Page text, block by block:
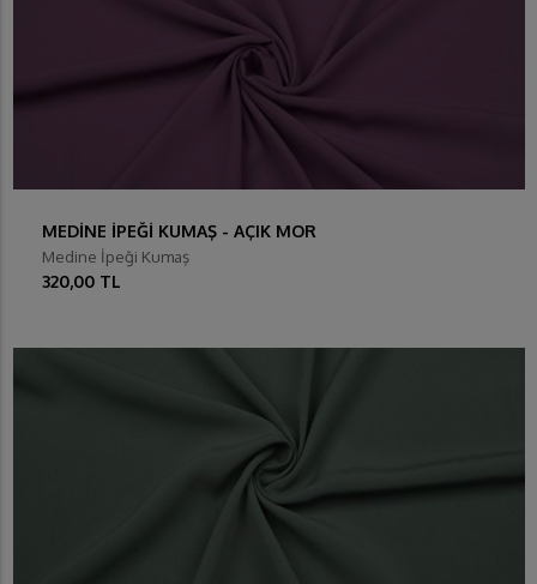
MEDİNE İPEĞİ KUMAŞ - AÇIK MOR
Medine İpeği Kumaş
320,00 TL